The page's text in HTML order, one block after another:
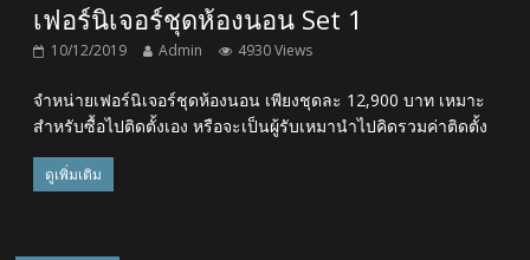
เฟอร์นิเจอร์ชุดห้องนอน Set 1
10/12/2019 Admin 4930 Views
จำหน่ายเฟอร์นิเจอร์ชุดห้องนอน เพียงชุดละ 12,900 บาท เหมาะ
สำหรับซื้อไปติดตั้งเอง หรือจะเป็นผู้รับเหมานำไปคิดรวมค่าติดตั้ง
ดูเพิ่มเติม